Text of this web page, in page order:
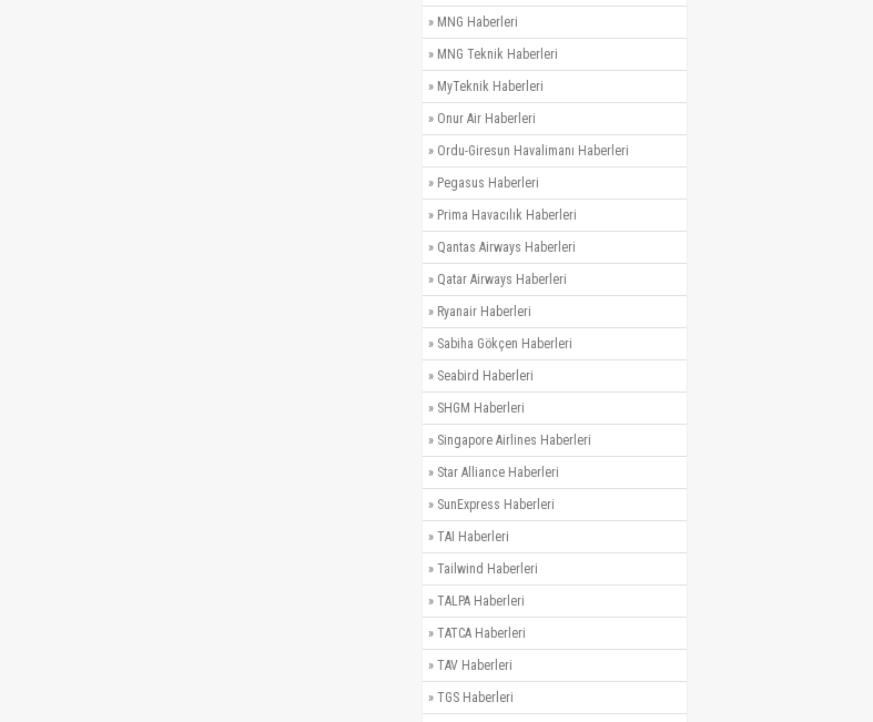
» MNG Haberleri
» MNG Teknik Haberleri
» MyTeknik Haberleri
» Onur Air Haberleri
» Ordu-Giresun Havalimanı Haberleri
» Pegasus Haberleri
» Prima Havacılık Haberleri
» Qantas Airways Haberleri
» Qatar Airways Haberleri
» Ryanair Haberleri
» Sabiha Gökçen Haberleri
» Seabird Haberleri
» SHGM Haberleri
» Singapore Airlines Haberleri
» Star Alliance Haberleri
» SunExpress Haberleri
» TAI Haberleri
» Tailwind Haberleri
» TALPA Haberleri
» TATCA Haberleri
» TAV Haberleri
» TGS Haberleri